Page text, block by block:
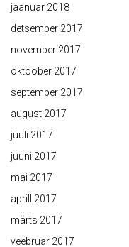
jaanuar 2018
detsember 2017
november 2017
oktoober 2017
september 2017
august 2017
juuli 2017
juuni 2017
mai 2017
aprill 2017
märts 2017
veebruar 2017